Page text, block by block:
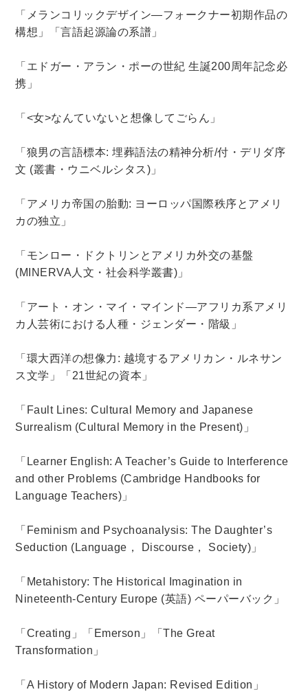
その他
その他
「メランコリックデザイン―フォークナー初期作品の
構想」「言語起源論の系譜」
「エドガー・アラン・ポーの世紀 生誕200周年記念必
携」
「 <女>なんていないと想像してごらん」
「狼男の言語標本:埋葬語法の精神分析/付・デリダ序
文 (叢書・ウニベルシタス) 」
「アメリカ帝国の胎動: ヨーロッパ国際秩序とアメリ
カの独立」
「モンロー・ドクトリンとアメリカ外交の基盤
(MINERVA 人文・社会科学叢書) 」
「アート・オン・マイ・マインド―アフリカ系アメリ
カ人芸術における人種・ジェンダー・階級」
「環大西洋の想像力 : 越境するアメリカン・ルネサン
ス文学」「 21世紀の資本」
「 Fault Lines: Cultural Memory and Japanese
Surrealism (Cultural Memory in the Present) 」
「 Learner English: A Teacher’s Guide to Interference
and other Problems (Cambridge Handbooks for
Language Teachers) 」
「 Feminism and Psychoanalysis: The Daughter’s
Seduction (Language ， Discourse ， Society) 」
「 Metahistory: The Historical Imagination in
Nineteenth-Century Europe (英語) ペーパーバック」
「 Creating 」「 Emerson 」「The Great
Transformation 」
「 A History of Modern Japan: Revised Edition 」